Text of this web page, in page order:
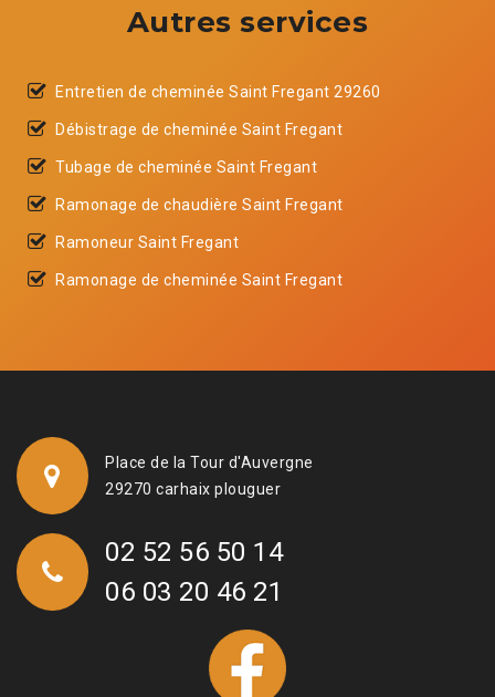
Autres services
Entretien de cheminée Saint Fregant 29260
Débistrage de cheminée Saint Fregant
Tubage de cheminée Saint Fregant
Ramonage de chaudière Saint Fregant
Ramoneur Saint Fregant
Ramonage de cheminée Saint Fregant
Place de la Tour d'Auvergne
29270 carhaix plouguer
02 52 56 50 14
06 03 20 46 21